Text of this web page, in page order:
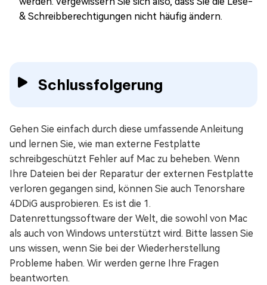
& Schreibberechtigungen nicht häufig ändern.
Schlussfolgerung
Gehen Sie einfach durch diese umfassende Anleitung
und lernen Sie, wie man externe Festplatte
schreibgeschützt Fehler auf Mac zu beheben. Wenn
Ihre Dateien bei der Reparatur der externen Festplatte
verloren gegangen sind, können Sie auch Tenorshare
4DDiG ausprobieren. Es ist die 1.
Datenrettungssoftware der Welt, die sowohl von Mac
als auch von Windows unterstützt wird. Bitte lassen Sie
uns wissen, wenn Sie bei der Wiederherstellung
Probleme haben. Wir werden gerne Ihre Fragen
beantworten.